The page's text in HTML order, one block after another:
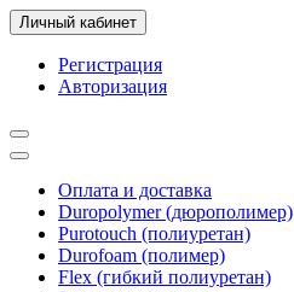
Личный кабинет
Регистрация
Авторизация
Оплата и доставка
Duropolymer (дюрополимер)
Purotouch (полиуретан)
Durofoam (полимер)
Flex (гибкий полиуретан)